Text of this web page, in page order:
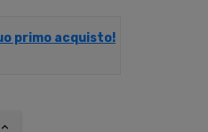
primo acquisto!